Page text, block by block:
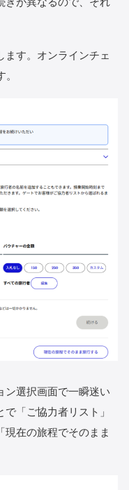
ます。オンラインチェ
ン選択画面で一瞬迷い
「ご協力者リスト」
現在の旅程でそのまま